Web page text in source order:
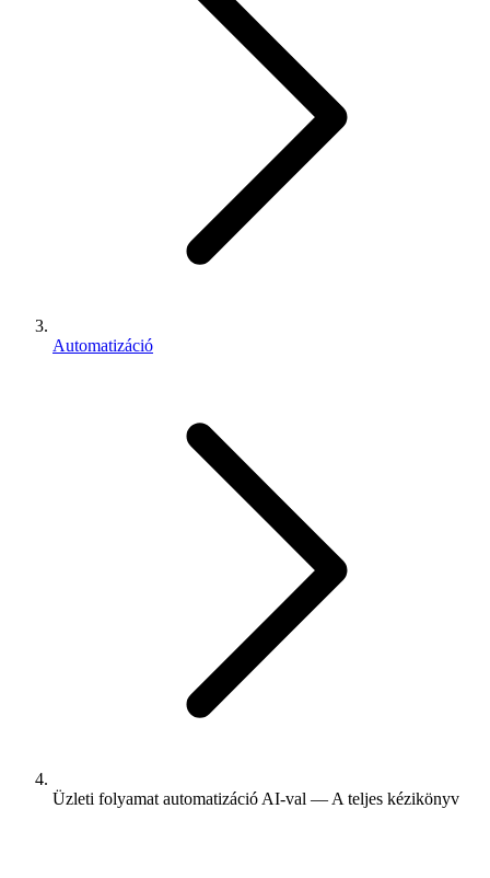
Automatizáció
Üzleti folyamat automatizáció AI-val — A teljes kézikönyv